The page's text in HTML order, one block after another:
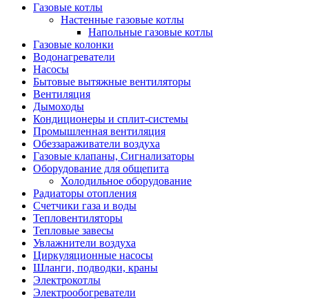
Газовые котлы
Настенные газовые котлы
Напольные газовые котлы
Газовые колонки
Водонагреватели
Насосы
Бытовые вытяжные вентиляторы
Вентиляция
Дымоходы
Кондиционеры и сплит-системы
Промышленная вентиляция
Обеззараживатели воздуха
Газовые клапаны, Сигнализаторы
Оборудование для общепита
Холодильное оборудование
Радиаторы отопления
Счетчики газа и воды
Тепловентиляторы
Тепловые завесы
Увлажнители воздуха
Циркуляционные насосы
Шланги, подводки, краны
Электрокотлы
Электрообогреватели